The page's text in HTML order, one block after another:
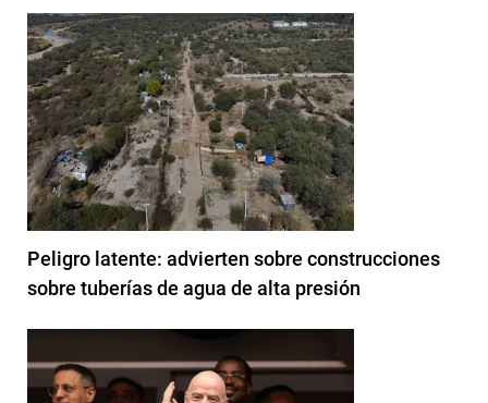
Peligro latente: advierten sobre construcciones
sobre tuberías de agua de alta presión